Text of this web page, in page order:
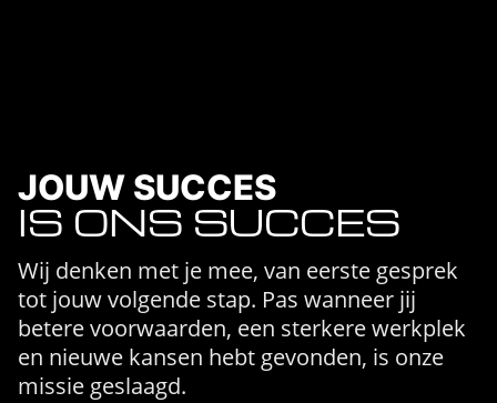
JOUW SUCCES
IS ONS SUCCES
Wij denken met je mee, van eerste gesprek
tot jouw volgende stap. Pas wanneer jij
betere voorwaarden, een sterkere werkplek
en nieuwe kansen hebt gevonden, is onze
missie geslaagd.